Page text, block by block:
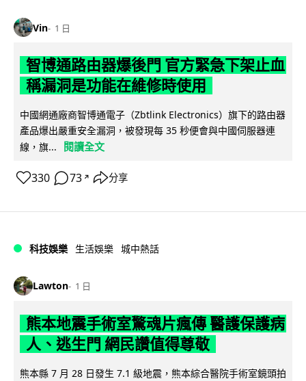
Vin 1 日
智博通路由器爆後門 官方緊急下架止血
稱漏洞是功能在維修時使用
中國網通廠商智博通電子（Zbtlink Electronics）旗下的路由器
產品爆出嚴重安全漏洞，被發現每 35 秒便會與中國伺服器連
線，旗...
閱讀全文
330 73 ↗ 分享
科技娛樂 生活娛樂 城中熱話
Lawton 1 日
熊本地震手術室驚魂片瘋傳 醫護保護病
人、逃生門 網民讚值得尊敬
熊本縣 7 月 28 日發生 7.1 級地震，熊本綜合醫院手術室鏡頭拍